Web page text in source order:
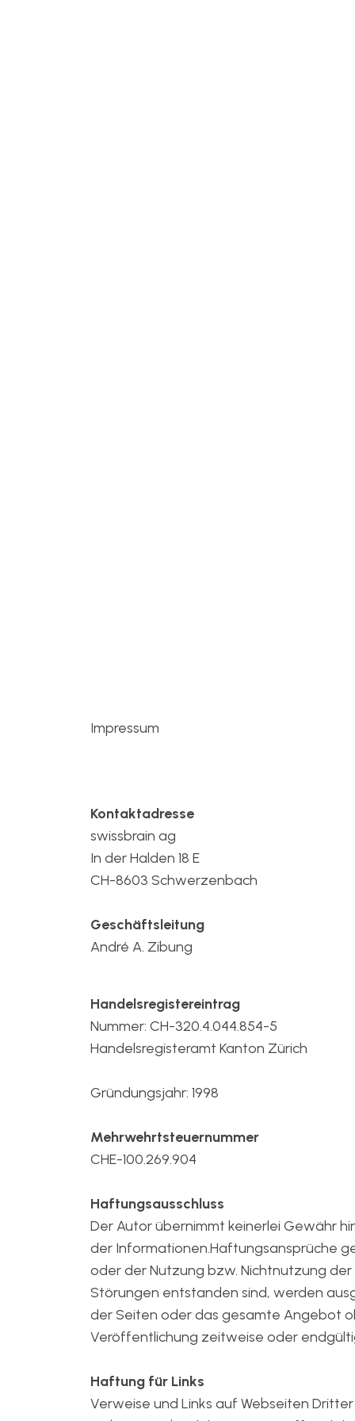
Impressum
Kontaktadresse
swissbrain ag
In der Halden 18 E
CH-8603 Schwerzenbach
Geschäftsleitung
André A. Zibung
Handelsregistereintrag
Nummer: CH-320.4.044.854-5
Handelsregisteramt Kanton Zürich
Gründungsjahr: 1998
Mehrwehrtsteuernummer
CHE-100.269.904
Haftungsausschluss
Der Autor übernimmt keinerlei Gewähr
der Informationen.Haftungsansprüche
oder der Nutzung bzw. Nichtnutzung
Störungen entstanden sind, werden
der Seiten oder das gesamte Angebot
Veröffentlichung zeitweise oder
Haftung für Links
Verweise und Links auf Webseiten